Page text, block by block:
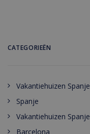
CATEGORIEËN
Vakantiehuizen Spanje
Spanje
Vakantiehuizen Spanje
Barcelona